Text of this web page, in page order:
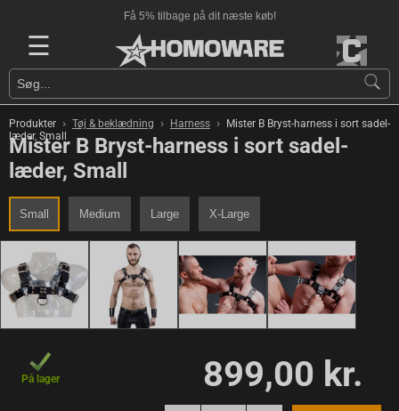
Få 5% tilbage på dit næste køb!
☰
Produkter › Tøj & beklædning › Harness ›
Mister B Bryst-harness i sort sadel-
læder, Small
Mister B Bryst-harness i sort sadel-
læder, Small
Small Medium Large X-Large
På lager 899,00 kr.